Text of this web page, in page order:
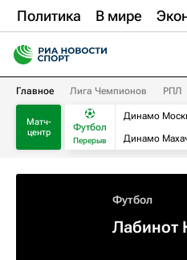
Политика В мире
Главное Лига Чемпионов РПЛ
Матч-
центр
Футбол
Перерыв
Динамо
Динамо
Футбол
Лабинот